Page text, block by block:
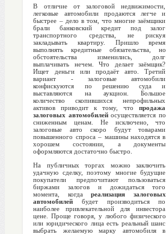
В отличие от залоговой недвижимости,
легковые автомобили продаются легче и
быстрее – дело в том, что многие заёмщики
брали банковский кредит под залог
транспортного средства, не рискуя
закладывать квартиру. Пришло время
выполнять кредитные обязательства, но
обстоятельства изменились, долг
выплачивать нечем. Что делает заёмщик?
Ищет деньги или продаёт авто. Третий
вариант - залоговые автомобили
конфискуются по решению суда и
выставляются на аукцион. Большое
количество скопившихся непрофильных
активов приводит к тому, чтопродажа
залоговых автомобилейосуществляется по
сниженным ценам. Не исключено, что
залоговые авто скоро будут товарами
повышенного спроса – машины находятся в
хорошем состоянии, а документы
оформляются достаточно быстро.
На публичных торгах можно заключить
удачную сделку, поэтому многие будущие
покупатели предпочитают пользоваться
биржами залогов и дожидаться того
момента, когдареализация залоговых
автомобилей будет производиться по
наиболее привлекательной для инвестора
цене. Проще говоря, у любого физического
или юридического лица есть реальный шанс
выбрать желаемую марку автомобиля в